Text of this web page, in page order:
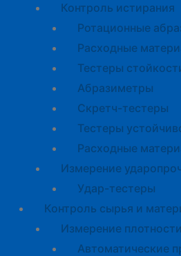
Контроль истирания
Ротационные
Расходные
Тестеры
Абразиметры
Скретч-тестеры
Тестеры
Расходные
Измерение
Удар-тестеры
Контроль сырья и
Измерение
Автоматические